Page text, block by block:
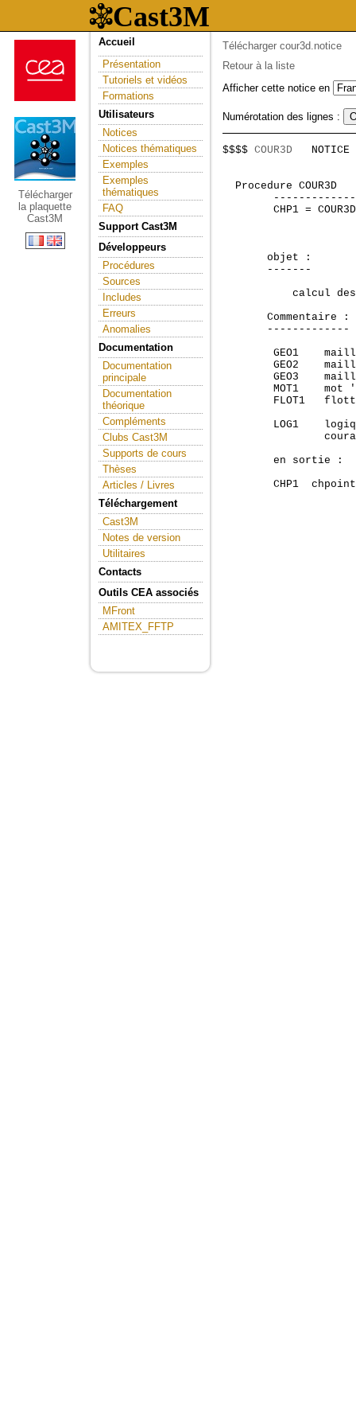
Télécharger
la plaquette
Cast3M
Accueil
Présentation
Tutoriels et vidéos
Formations
Utilisateurs
Notices
Notices thématiques
Exemples
Exemples
thématiques
FAQ
Support Cast3M
Développeurs
Procédures
Sources
Includes
Erreurs
Anomalies
Documentation
Documentation
principale
Documentation
théorique
Compléments
Clubs Cast3M
Supports de cours
Thèses
Articles / Livres
Téléchargement
Cast3M
Notes de version
Utilitaires
Contacts
Outils CEA associés
MFront
AMITEX_FFTP
Télécharger cour3d.notice
Retour à la liste
Afficher cette notice en
Numérotation des lignes :
$$$$ COUR3D
Procedure
CHP1 =
       objet :
       -------
calcul
       Commentaire :
       -------------
GEO1
GEO2
GEO3
MOT1    mot
FLOT1
LOG1
        en sortie :
CHP1